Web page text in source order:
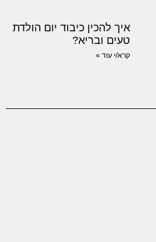
איך להכין כיבוד יום הולדת
טעים ובריא?
קרא/י עוד »